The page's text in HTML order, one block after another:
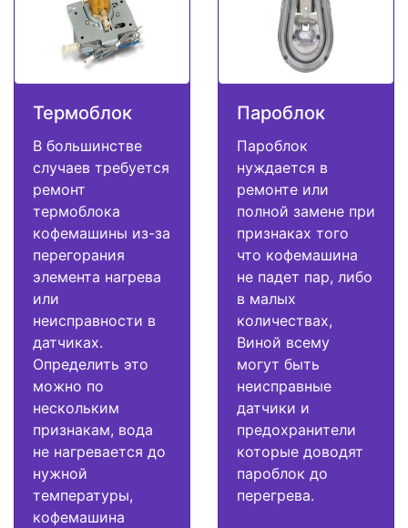
Термоблок
В большинстве
случаев требуется
ремонт
термоблока
кофемашины из-за
перегорания
элемента нагрева
или
неисправности в
датчиках.
Определить это
можно по
нескольким
признакам, вода
не нагревается до
нужной
температуры,
кофемашина
Пароблок
Пароблок
нуждается в
ремонте или
полной замене при
признаках того
что кофемашина
не падет пар, либо
в малых
количествах,
Виной всему
могут быть
неисправные
датчики и
предохранители
которые доводят
пароблок до
перегрева.